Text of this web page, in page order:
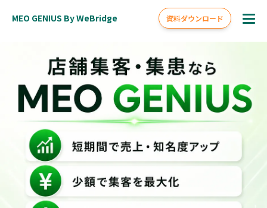
MEO GENIUS ByWeBridge 資料ダウンロード